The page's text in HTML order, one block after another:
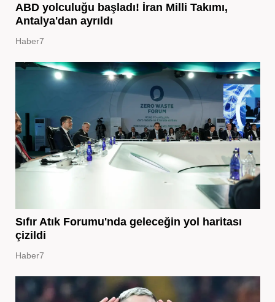
ABD yolculuğu başladı! İran Milli Takımı,
Antalya'dan ayrıldı
Haber7
Sıfır Atık Forumu'nda geleceğin yol haritası
çizildi
Haber7